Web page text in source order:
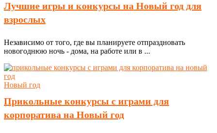
Лучшие игры и конкурсы на Новый год для
взрослых
Независимо от того, где вы планируете отпраздновать
новогоднюю ночь - дома, на работе или в ...
Новый год
Прикольные конкурсы с играми для
корпоратива на Новый год